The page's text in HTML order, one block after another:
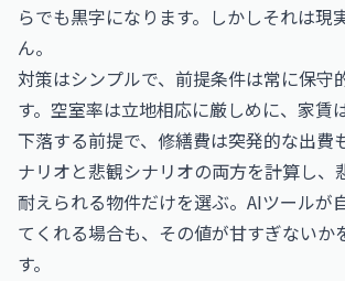
らでも黒字になります。しかしそれは現
ん。
対策はシンプルで、前提条件は常に保守
す。空室率は立地相応に厳しめに、家賃
下落する前提で、修繕費は突発的な出費
ナリオと悲観シナリオの両方を計算し、
耐えられる物件だけを選ぶ。AIツールが
てくれる場合も、その値が甘すぎないか
す。